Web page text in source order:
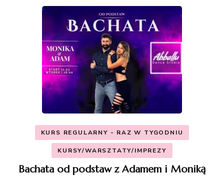
KURS REGULARNY - RAZ W TYGODNIU
KURSY/WARSZTATY/IMPREZY
Bachata od podstaw z Adamem i Moniką